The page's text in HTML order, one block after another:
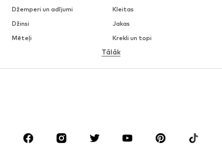
Džemperi un adījumi
Kleitas
Džinsi
Jakas
Mēteļi
Krekli un topi
Apakšveļa
Aksesuāri
Premium
Tālāk